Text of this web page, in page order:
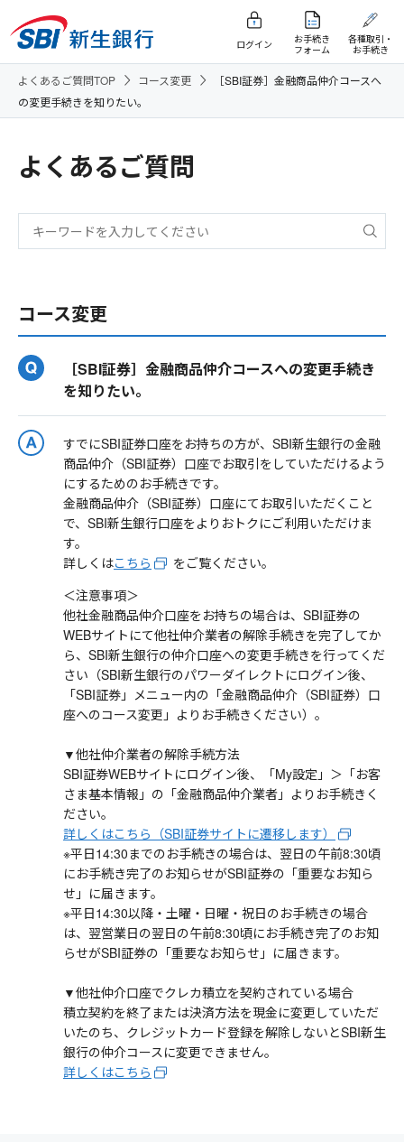
ログイン
お手続き
フォーム
各種取引・
お手続き
よくあるご質問TOP コース変更
［SBI証券］金融商品仲介コースへ
の変更手続きを知りたい。
よくあるご質問
コース変更
［SBI証券］金融商品仲介コースへの変更手続き
を知りたい。
すでにSBI証券口座をお持ちの方が、SBI新生銀行の金融
商品仲介（SBI証券）口座でお取引をしていただけるよう
にするためのお手続きです。
金融商品仲介（SBI証券）口座にてお取引いただくこと
で、SBI新生銀行口座をよりおトクにご利用いただけま
す。
詳しくはこちら
をご覧ください。
＜注意事項＞
他社金融商品仲介口座をお持ちの場合は、SBI証券の
WEBサイトにて他社仲介業者の解除手続きを完了してか
ら、SBI新生銀行の仲介口座への変更手続きを行ってくだ
さい（SBI新生銀行のパワーダイレクトにログイン後、
「SBI証券」メニュー内の「金融商品仲介（SBI証券）口
座へのコース変更」よりお手続きください）。
▼他社仲介業者の解除手続方法
SBI証券WEBサイトにログイン後、「My設定」＞「お客
さま基本情報」の「金融商品仲介業者」よりお手続きく
ださい。
詳しくはこちら（SBI証券サイトに遷移します）
※平日14:30までのお手続きの場合は、翌日の午前8:30頃
にお手続き完了のお知らせがSBI証券の「重要なお知ら
せ」に届きます。
※平日14:30以降・土曜・日曜・祝日のお手続きの場合
は、翌営業日の翌日の午前8:30頃にお手続き完了のお知
らせがSBI証券の「重要なお知らせ」に届きます。
▼他社仲介口座でクレカ積立を契約されている場合
積立契約を終了または決済方法を現金に変更していただ
いたのち、クレジットカード登録を解除しないとSBI新生
銀行の仲介コースに変更できません。
詳しくはこちら